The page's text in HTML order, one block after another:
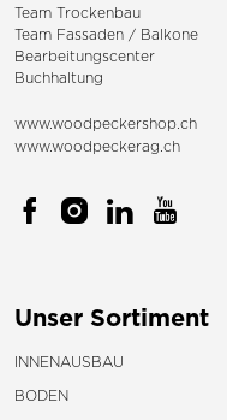
Team Trockenbau
Team Fassaden / Balkone
Bearbeitungscenter
Buchhaltung
www.woodpeckershop.ch
www.woodpeckerag.ch
Unser Sortiment
INNENAUSBAU
BODEN